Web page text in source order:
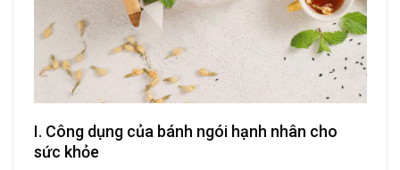
I. Công dụng của bánh ngói hạnh nhân cho
sức khỏe